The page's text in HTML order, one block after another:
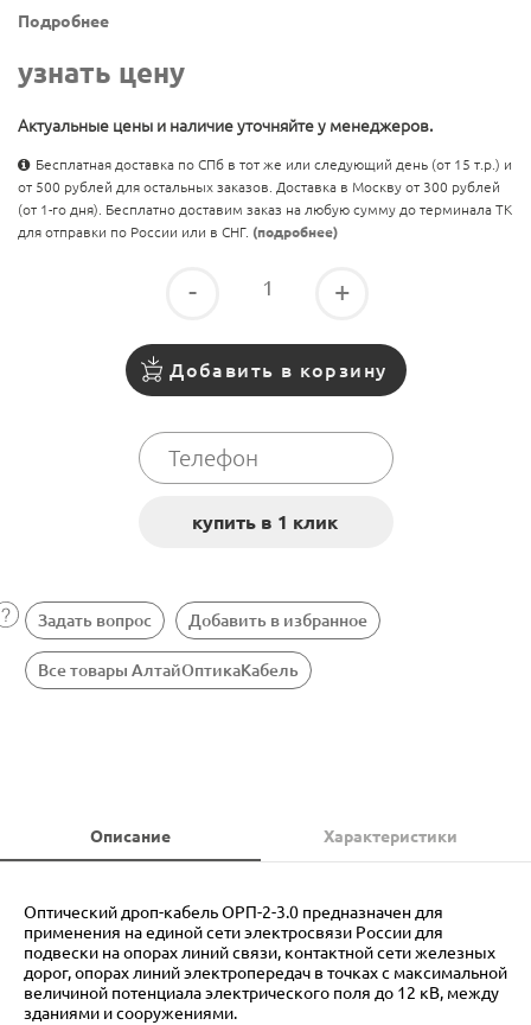
Подробнее
узнать цену
Актуальные цены и наличие уточняйте у менеджеров.
Бесплатная доставка по СПб в тот же или следующий день (от 15 т.р.) и
от 500 рублей для остальных заказов. Доставка в Москву от 300 рублей
(от 1-го дня). Бесплатно доставим заказ на любую сумму до терминала ТК
для отправки по России или в СНГ. (подробнее)
- +
Добавить в корзину
Задать вопрос Добавить в избранное
Все товары АлтайОптикаКабель
Описание Характеристики
Оптический дроп-кабель ОРП-2-3.0 предназначен для
применения на единой сети электросвязи России для
подвески на опорах линий связи, контактной сети железных
дорог, опорах линий электропередач в точках с максимальной
величиной потенциала электрического поля до 12 кВ, между
зданиями и сооружениями.